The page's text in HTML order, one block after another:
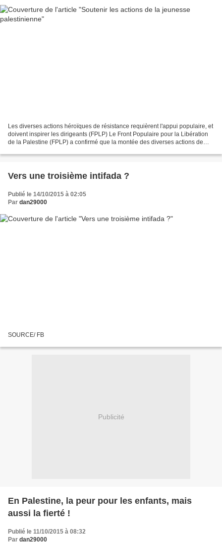
Les diverses actions héroïques de résistance requièrent l'appui populaire, et
doivent inspirer les dirigeants (FPLP) Le Front Populaire pour la Libération
de la Palestine (FPLP) a confirmé que la montée des diverses actions de
Vers une troisième intifada ?
Publié le 14/10/2015 à 02:05
Par dan29000
SOURCE/ FB
Publicité
En Palestine, la peur pour les enfants, mais
aussi la fierté !
Publié le 11/10/2015 à 08:32
Par dan29000